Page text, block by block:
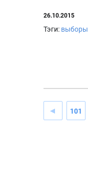
26.10.2015
Тэги: выборы
101